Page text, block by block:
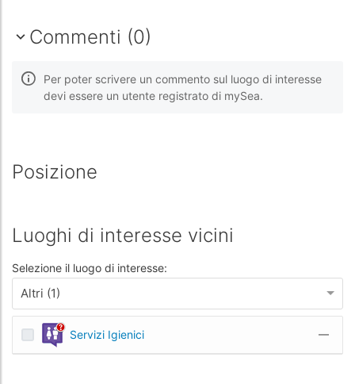
Commenti (0)
Per poter scrivere un commento sul luogo di interesse
devi essere un utente registrato di mySea.
Posizione
Luoghi di interesse vicini
Selezione il luogo di interesse:
Altri (1)
Servizi Igienici —